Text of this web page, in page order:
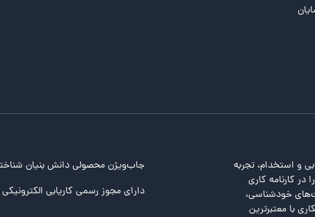
و استخدام، تجربه
در کارنامه کاری
خودشناسی،
با معتبرترین
جاب‌ویژن محصولی دانش بنیان
دارای مجوز رسمی کاریابی